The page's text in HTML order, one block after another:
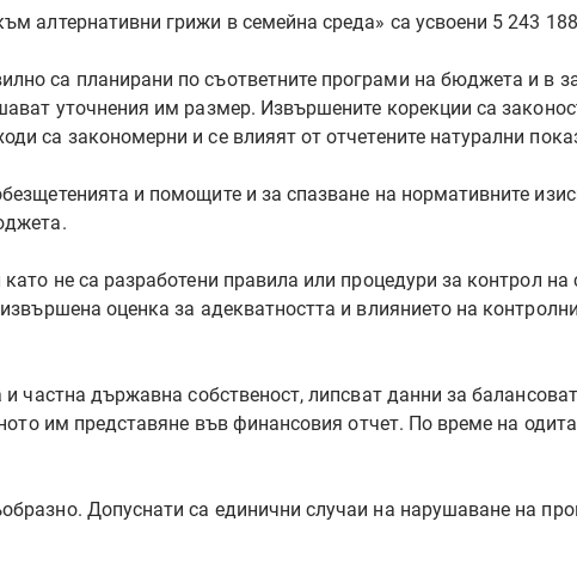
алтернативни грижи в семейна среда» са усвоени 5 243
са планирани по съответните програми на бюджета и в
уточнения им размер. Извършените корекции са
са закономерни и се влияят от отчетените натурални
и помощите и за спазване на нормативните
не са разработени правила или процедури за контрол
оценка за адекватността и влиянието на
частна държавна собственост, липсват данни за
им представяне във финансовия отчет. По време на
Допуснати са единични случаи на нарушаване на